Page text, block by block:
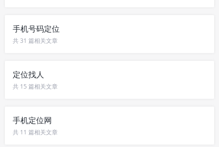
手机号码定位
共 31 篇相关文章
定位找人
共 15 篇相关文章
手机定位网
共 11 篇相关文章